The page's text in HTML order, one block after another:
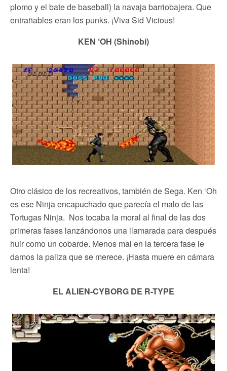
plomo y el bate de baseball) la navaja barriobajera. Que
entrañables eran los punks. ¡Viva Sid Vicious!
KEN ‘OH (Shinobi)
Otro clásico de los recreativos, también de Sega. Ken ‘Oh
es ese Ninja encapuchado que parecía el malo de las
Tortugas Ninja. Nos tocaba la moral al final de las dos
primeras fases lanzándonos una llamarada para después
huir como un cobarde. Menos mal en la tercera fase le
damos la paliza que se merece. ¡Hasta muere en cámara
lenta!
EL ALIEN-CYBORG DE R-TYPE